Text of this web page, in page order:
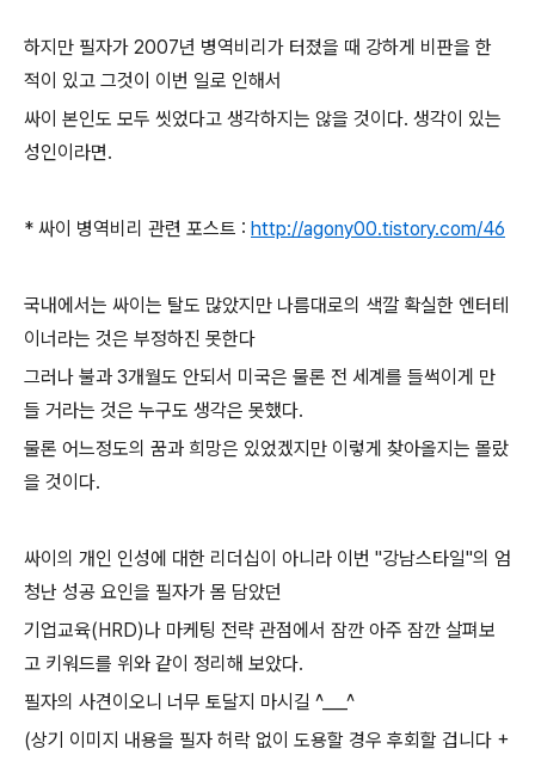
하지만 필자가 2007년 병역비리가 터졌을 때 강하게 비판을 한
적이 있고 그것이 이번 일로 인해서
싸이 본인도 모두 씻었다고 생각하지는 않을 것이다. 생각이 있는
성인이라면.
* 싸이 병역비리 관련 포스트 : http://agony00.tistory.com/46
국내에서는 싸이는 탈도 많았지만 나름대로의 색깔 확실한 엔터테
이너라는 것은 부정하진 못한다
그러나 불과 3개월도 안되서 미국은 물론 전 세계를 들썩이게 만
들 거라는 것은 누구도 생각은 못했다.
물론 어느정도의 꿈과 희망은 있었겠지만 이렇게 찾아올지는 몰랐
을 것이다.
싸이의 개인 인성에 대한 리더십이 아니라 이번 "강남스타일"의 엄
청난 성공 요인을 필자가 몸 담았던
기업교육(HRD)나 마케팅 전략 관점에서 잠깐 아주 잠깐 살펴보
고 키워드를 위와 같이 정리해 보았다.
필자의 사견이오니 너무 토달지 마시길 ^___^
(상기 이미지 내용을 필자 허락 없이 도용할 경우 후회할 겁니다 +